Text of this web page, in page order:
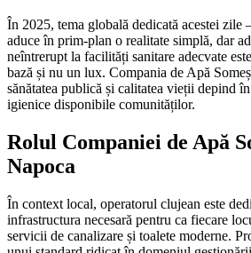
În 2025, tema globală dedicată acestei zile
aduce în prim-plan o realitate simplă, dar
neîntrerupt la facilități sanitare adecvate
bază și nu un lux. Compania de Apă
sănătatea publică și calitatea vieții depind
igienice disponibile comunităților.
Rolul Companiei de Apă
Napoca
În context local, operatorul clujean este
infrastructura necesară pentru ca fiecare
servicii de canalizare și toalete moderne.